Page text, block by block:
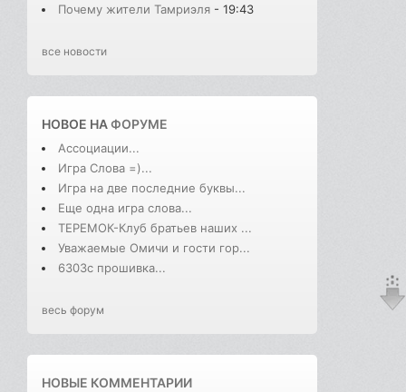
Почему жители Тамриэля - 19:43
все новости
НОВОЕ НАФОРУМЕ
Ассоциации...
Игра Слова =)...
Игра на две последние буквы...
Еще одна игра слова...
ТЕРЕМОК-Клуб братьев наших ...
Уважаемые Омичи и гости гор...
6303с прошивка...
весь форум
НОВЫЕ КОММЕНТАРИИ